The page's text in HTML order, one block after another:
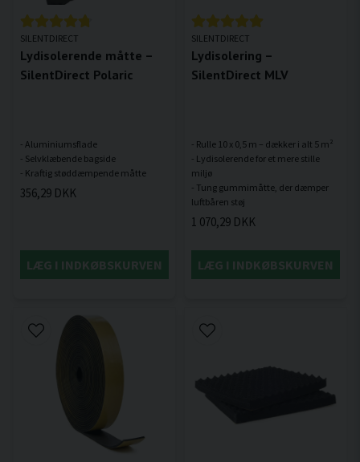
SILENTDIRECT
Lydisolerende måtte –
SilentDirect Polaric
- Aluminiumsflade
- Selvklæbende bagside
356,29 DKK
LÆG I INDKØBSKURVEN
SILENTDIRECT
Lydisolering –
SilentDirect MLV
- Rulle 10 x 0,5 m – dækker i alt 5 m²
- Lydisolerende for et mere stille
miljø
- Tung gummimåtte, der dæmper
1 070,29 DKK
LÆG I INDKØBSKURVEN